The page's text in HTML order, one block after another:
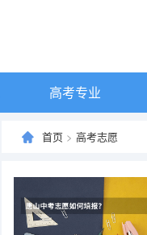
高考专业
首页 > 高考志愿